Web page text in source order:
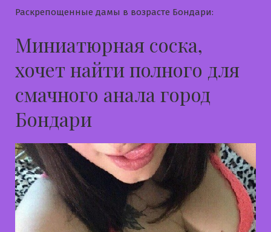
Раскрепощенные дамы в возрасте Бондари:
Миниатюрная соска,
хочет найти полного для
смачного анала город
Бондари